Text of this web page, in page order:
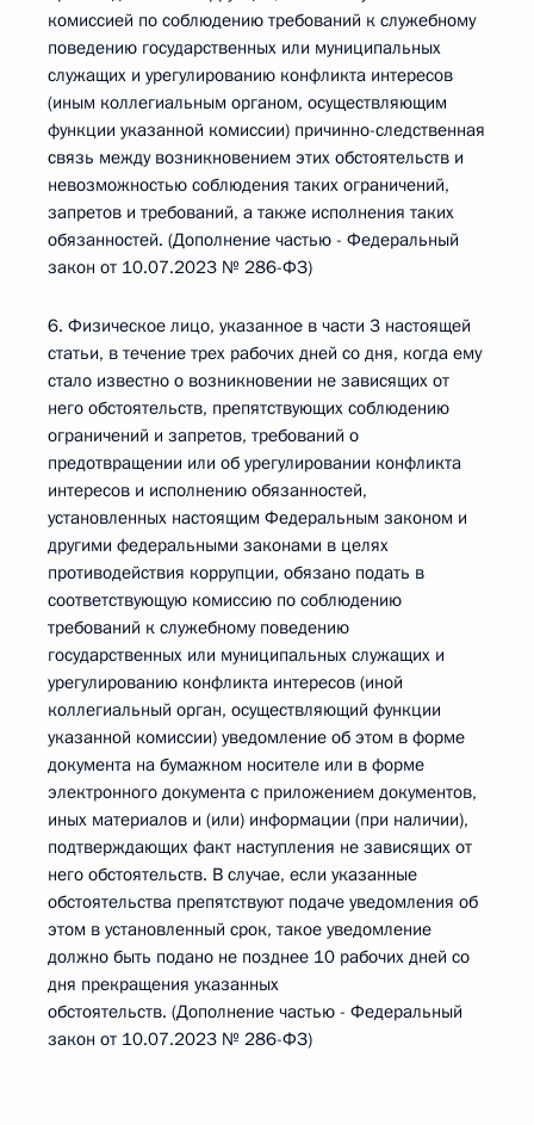
комиссией по соблюдению требований к служебному
поведению государственных или муниципальных
служащих и урегулированию конфликта интересов
(иным коллегиальным органом, осуществляющим
функции указанной комиссии) причинно-следственная
связь между возникновением этих обстоятельств и
невозможностью соблюдения таких ограничений,
запретов и требований, а также исполнения таких
обязанностей. (Дополнение частью - Федеральный
закон от 10.07.2023 № 286-ФЗ)
6. Физическое лицо, указанное в части 3 настоящей
статьи, в течение трех рабочих дней со дня, когда ему
стало известно о возникновении не зависящих от
него обстоятельств, препятствующих соблюдению
ограничений и запретов, требований о
предотвращении или об урегулировании конфликта
интересов и исполнению обязанностей,
установленных настоящим Федеральным законом и
другими федеральными законами в целях
противодействия коррупции, обязано подать в
соответствующую комиссию по соблюдению
требований к служебному поведению
государственных или муниципальных служащих и
урегулированию конфликта интересов (иной
коллегиальный орган, осуществляющий функции
указанной комиссии) уведомление об этом в форме
документа на бумажном носителе или в форме
электронного документа с приложением документов,
иных материалов и (или) информации (при наличии),
подтверждающих факт наступления не зависящих от
него обстоятельств. В случае, если указанные
обстоятельства препятствуют подаче уведомления об
этом в установленный срок, такое уведомление
должно быть подано не позднее 10 рабочих дней со
дня прекращения указанных
обстоятельств. (Дополнение частью - Федеральный
закон от 10.07.2023 № 286-ФЗ)